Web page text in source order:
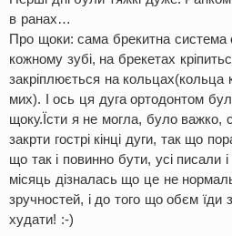
в ранах…
Про щоки: сама брекитна система
кожному зубі, на брекетах
закріплюється на
мих). І ось ця дуга ортодонтом
щоку.Їсти я не могла, було важко,
закрти гострі кінці дуги, так що
що так і повинно бути, усі писали
місяць дізналась що це не
зручностей, і до того що обєм їди
худати! :-)